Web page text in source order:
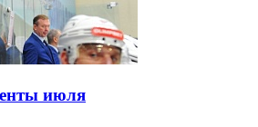
июля